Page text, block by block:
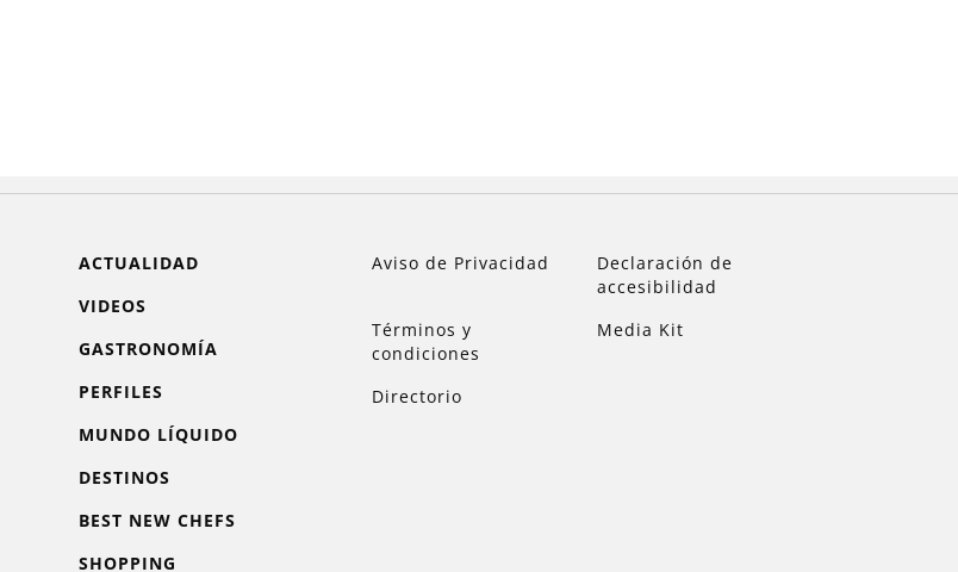
ACTUALIDAD
VIDEOS
GASTRONOMÍA
PERFILES
MUNDO LÍQUIDO
DESTINOS
BEST NEW CHEFS
SHOPPING
Aviso de Privacidad
Declaración de
accesibilidad
Términos y
condiciones
Media Kit
Directorio